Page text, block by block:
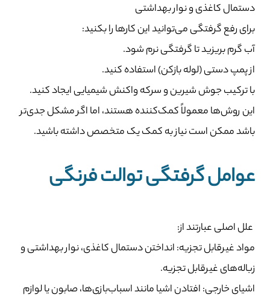
دستمال کاغذی و نوار بهداشتی
برای رفع گرفتگی می‌توانید این کارها را بکنید:
آب گرم بریزید تا گرفتگی نرم شود.
از پمپ دستی (لوله بازکن) استفاده کنید.
با ترکیب جوش شیرین و سرکه واکنش شیمیایی ایجاد کنید.
این روش‌ها معمولاً کمک‌کننده هستند، اما اگر مشکل جدی‌تر
باشد ممکن است نیاز به کمک یک متخصص داشته باشید.
عوامل گرفتگی توالت فرنگی
علل اصلی عبارتند از:
مواد غیرقابل تجزیه: انداختن دستمال کاغذی، نوار بهداشتی و
زباله‌های غیرقابل تجزیه.
اشیای خارجی: افتادن اشیا مانند اسباب‌بازی‌ها، صابون یا لوازم